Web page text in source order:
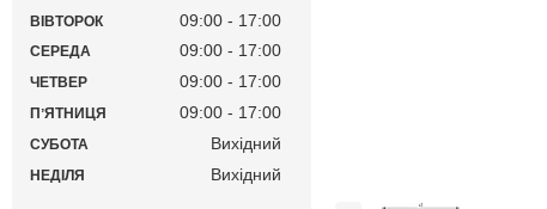
ВІВТОРОК 09:00 17:00
СЕРЕДА 09:00 17:00
ЧЕТВЕР 09:00 17:00
ПʼЯТНИЦЯ 09:00 17:00
СУБОТА Вихідний
НЕДІЛЯ Вихідний